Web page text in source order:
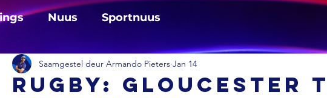
Nuus Sportnuus
RUGBY: Gloucester
Saamgestel deur Armando Pieters Jan 14